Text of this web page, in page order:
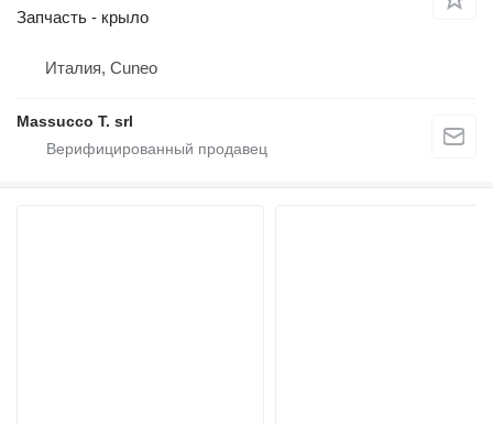
Запчасть - крыло
Италия, Cuneo
Massucco T. srl